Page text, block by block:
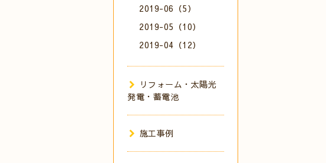
2019-06（5）
2019-05（10）
2019-04（12）
リフォーム・太陽光
発電・蓄電池
施工事例